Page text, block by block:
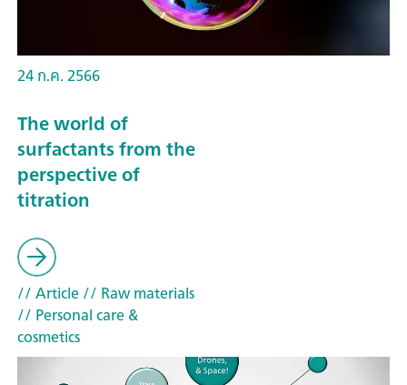
24 ก.ค. 2566
The world of
surfactants from the
perspective of
titration
// Article// Raw materials
// Personal care &
cosmetics